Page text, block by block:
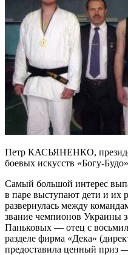
Петр КАСЬЯНЕНКО,
боевых искусств «Богу-Будо»
Самый большой интерес
в паре выступают дети и их
развернулась между
звание чемпионов Украины
Паньковых — отец с
разделе фирма «Дека»
предоставила ценный приз